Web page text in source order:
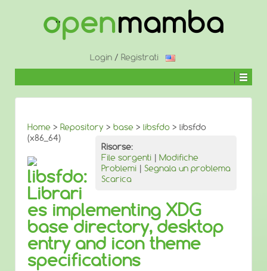
CONTENUTO
Login / Registrati
Home > Repository > base > libsfdo > libsfdo
(x86_64)
Risorse:
File sorgenti | Modifiche
Problemi | Segnala un problema
Scarica
libsfdo:
Librari
es implementing XDG
base directory, desktop
entry and icon theme
specifications